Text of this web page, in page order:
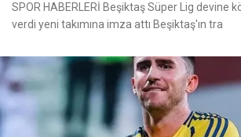
SPOR HABERLERİ Beşiktaş Süper Lig devine
verdi yeni takımına imza attı Beşiktaş'ın tra